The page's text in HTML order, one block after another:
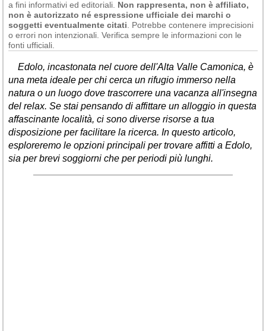
a fini informativi ed editoriali. Non rappresenta, non è affiliato,
non è autorizzato né espressione ufficiale dei marchi o
soggetti eventualmente citati. Potrebbe contenere imprecisioni
o errori non intenzionali. Verifica sempre le informazioni con le
fonti ufficiali.
Edolo, incastonata nel cuore dell'Alta Valle Camonica, è
una meta ideale per chi cerca un rifugio immerso nella
natura o un luogo dove trascorrere una vacanza all'insegna
del relax. Se stai pensando di affittare un alloggio in questa
affascinante località, ci sono diverse risorse a tua
disposizione per facilitare la ricerca. In questo articolo,
esploreremo le opzioni principali per trovare affitti a Edolo,
sia per brevi soggiorni che per periodi più lunghi.